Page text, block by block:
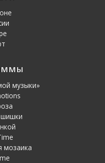
музыки»
шишки
мозаика